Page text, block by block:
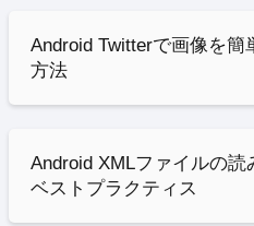
Android Twitterで画像を簡
方法
Android XMLファイルの読
ベストプラクティス